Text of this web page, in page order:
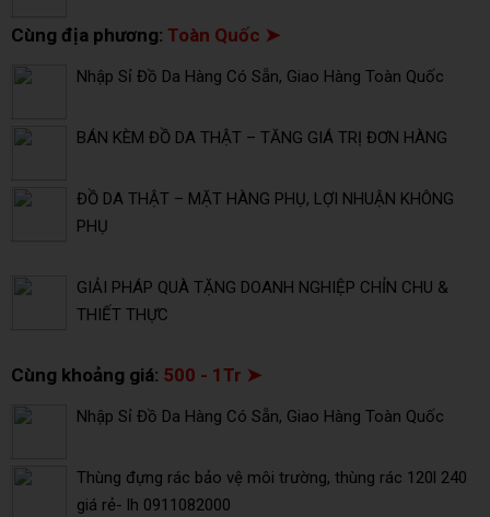
Cùng địa phương: Toàn Quốc ➤
Nhập Sỉ Đồ Da Hàng Có Sẵn, Giao Hàng Toàn Quốc
BÁN KÈM ĐỒ DA THẬT – TĂNG GIÁ TRỊ ĐƠN HÀNG
ĐỒ DA THẬT – MẶT HÀNG PHỤ, LỢI NHUẬN KHÔNG
PHỤ
GIẢI PHÁP QUÀ TẶNG DOANH NGHIỆP CHỈN CHU &
THIẾT THỰC
Cùng khoảng giá: 500 - 1Tr ➤
Nhập Sỉ Đồ Da Hàng Có Sẵn, Giao Hàng Toàn Quốc
Thùng đựng rác bảo vệ môi trường, thùng rác 120l 240
giá rẻ- lh 0911082000